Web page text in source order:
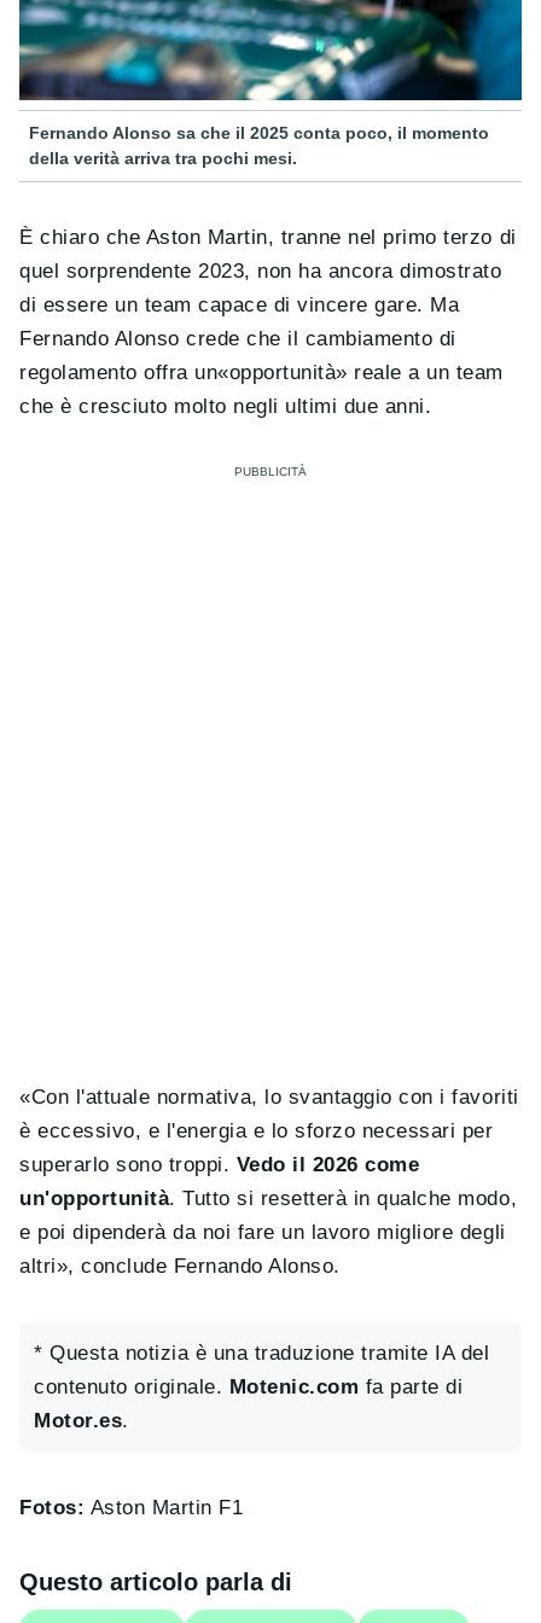
Fernando Alonso sa che il 2025 conta poco, il momento
della verità arriva tra pochi mesi.
È chiaro che Aston Martin, tranne nel primo terzo di
quel sorprendente 2023, non ha ancora dimostrato
di essere un team capace di vincere gare. Ma
Fernando Alonso crede che il cambiamento di
regolamento offra un«opportunità» reale a un team
che è cresciuto molto negli ultimi due anni.
«Con l'attuale normativa, lo svantaggio con i favoriti
è eccessivo, e l'energia e lo sforzo necessari per
superarlo sono troppi. Vedo il 2026 come
un'opportunità. Tutto si resetterà in qualche modo,
e poi dipenderà da noi fare un lavoro migliore degli
altri», conclude Fernando Alonso.
* Questa notizia è una traduzione tramite IA del
contenuto originale. Motenic.com fa parte di
Motor.es.
Fotos: Aston Martin F1
Questo articolo parla di